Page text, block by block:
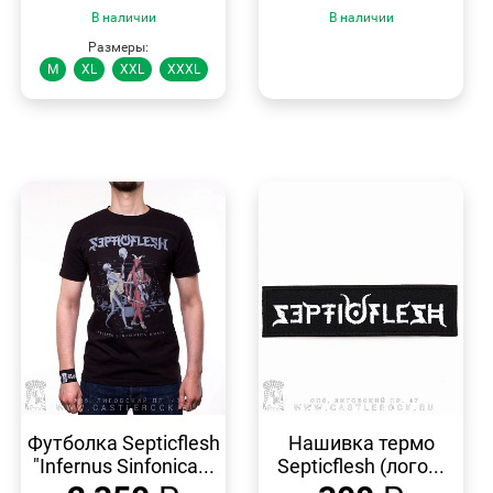
В наличии
Размеры:
M
XL XXL XXXL
В наличии
ПРОСМОТР
Футболка Septicflesh
"Infernus Sinfonica...
ПРОСМОТР
Нашивка термо
Septicflesh (лого...